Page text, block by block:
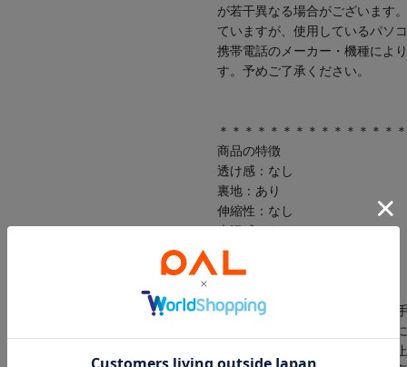
が若干異なる場合がございます
ていますが、使用しているパソ
携帯電話のメーカー・機種によ
す。予めご了承ください。
＊＊＊＊＊＊＊＊＊＊＊＊＊＊
商品の特徴
透け感：なし
裏地：あり
伸縮性：なし
生地の厚さ：普通
洗濯：液温は30℃を限度とし、
クリーニング：非常に弱い操作
タンブル乾燥：タンブル乾燥禁止